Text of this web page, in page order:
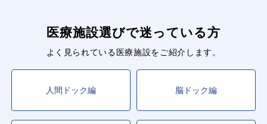
医療施設選びで迷っている方
よく見られている医療施設をご紹介します。
人間ドック編 脳ドック編